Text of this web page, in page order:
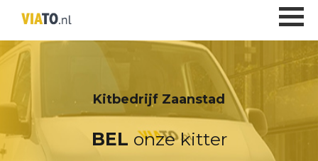
Kitbedrijf Zaanstad
BEL onze kitter